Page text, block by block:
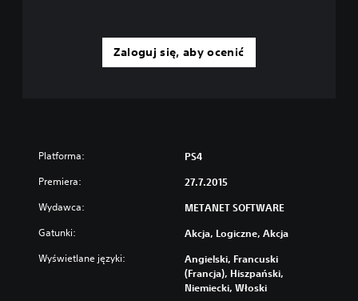
Zaloguj się, aby ocenić
Platforma: PS4
Premiera: 27.7.2015
Wydawca: METANET SOFTWARE
Gatunki: Akcja, Logiczne, Akcja
Wyświetlane języki:
Angielski, Francuski
(Francja), Hiszpański,
Niemiecki, Włoski